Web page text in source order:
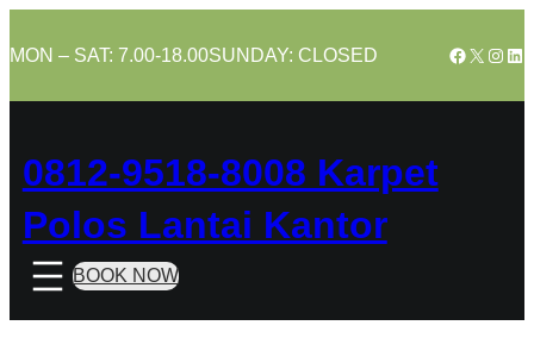
to
MON – SAT: 7.00-18.00SUNDAY: CLOSED Facebook
X
0812-9518-8008 Karpet
Polos Lantai Kantor
BOOK NOW